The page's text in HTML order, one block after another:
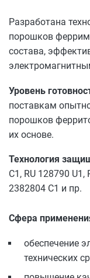
Разработана
порошков
состава,
Уровень
поставкам
порошков
их основе.
Технология
C1, RU 128790 U1,
2382804 C1 и пр.
Сфера
обеспечение
технических